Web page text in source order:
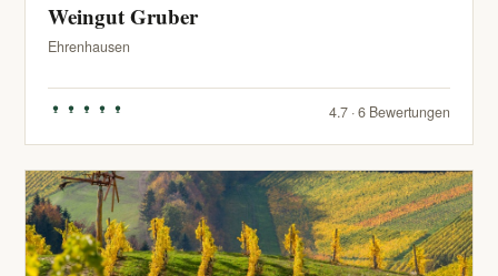
Weingut Gruber
Ehrenhausen
4.7 · 6 Bewertungen